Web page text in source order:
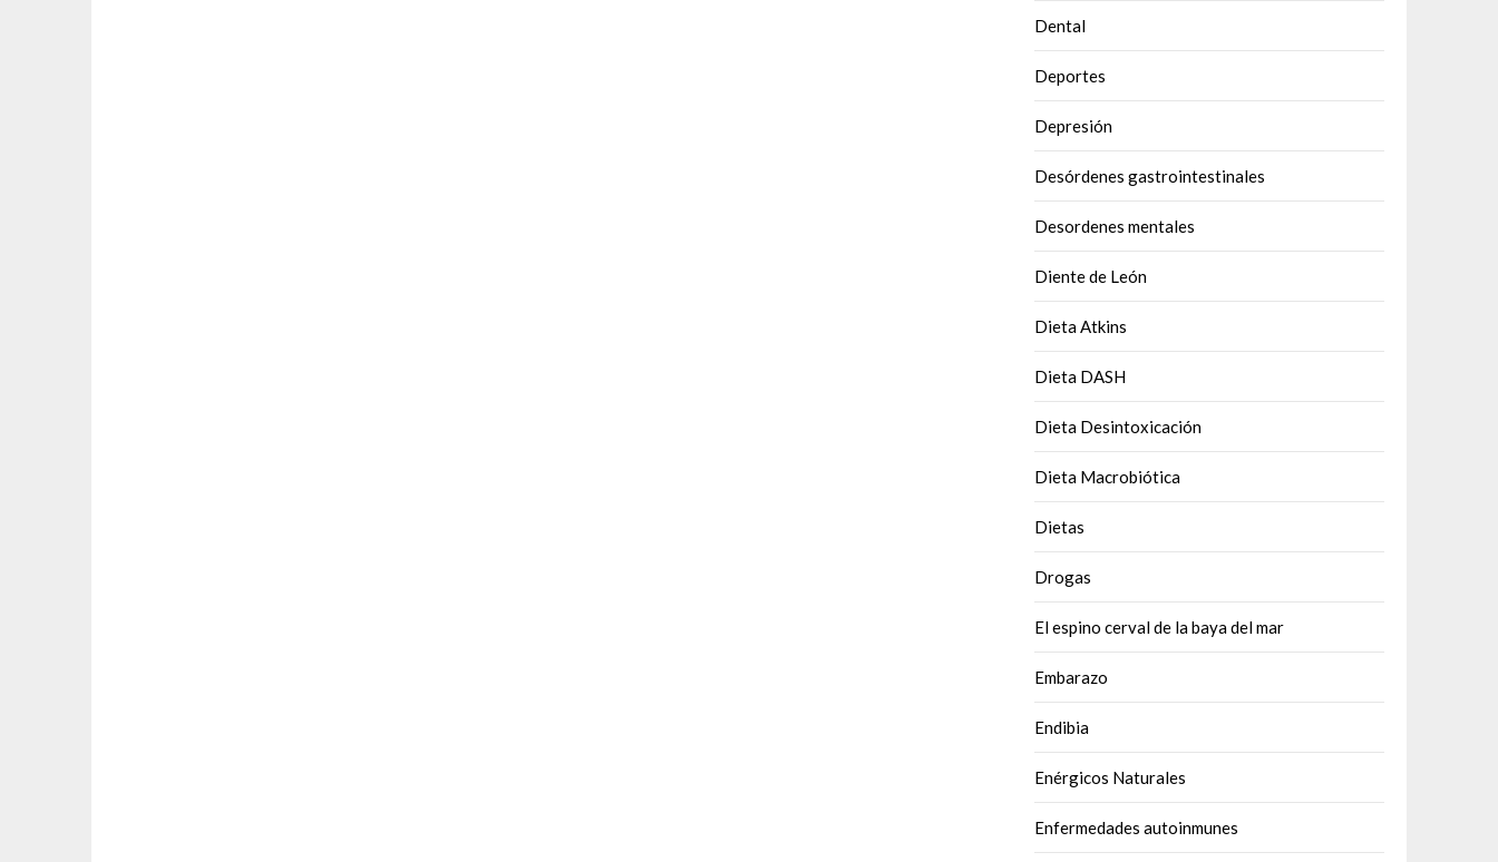
Dental
Deportes
Depresión
Desórdenes gastrointestinales
Desordenes mentales
Diente de León
Dieta Atkins
Dieta DASH
Dieta Desintoxicación
Dieta Macrobiótica
Dietas
Drogas
El espino cerval de la baya del mar
Embarazo
Endibia
Enérgicos Naturales
Enfermedades autoinmunes